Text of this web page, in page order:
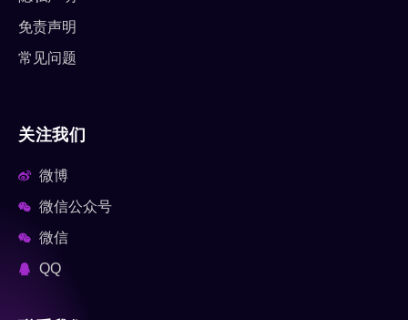
免责声明
常见问题
关注我们
微博
微信公众号
微信
QQ